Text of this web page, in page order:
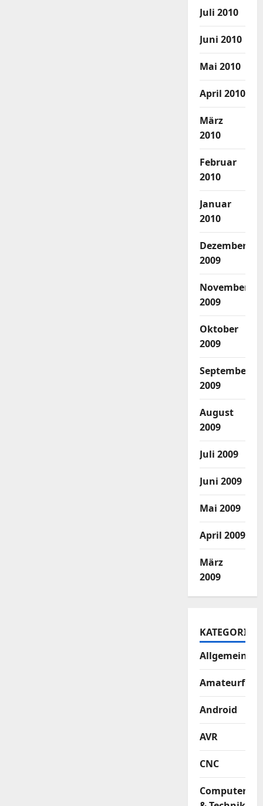
Juli 2010
Juni 2010
Mai 2010
April 2010
März
2010
Februar
2010
Januar
2010
Dezember
2009
November
2009
Oktober
2009
September
2009
August
2009
Juli 2009
Juni 2009
Mai 2009
April 2009
März
2009
KATEGORIEN
Allgemein
Amateurfunk
Android
AVR
CNC
Computer